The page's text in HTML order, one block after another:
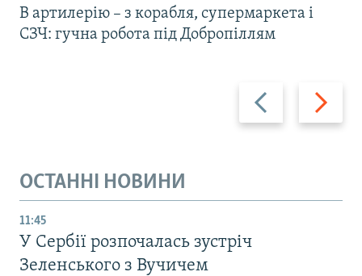
Назад Вперед
В артилерію – з корабля, супермаркета і
СЗЧ: гучна робота під Добропіллям
ОСТАННІ НОВИНИ
11:45
У Сербії розпочалась зустріч
Зеленського з Вучичем